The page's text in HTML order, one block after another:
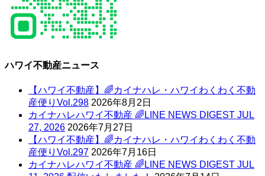
ハワイ不動産ニュース
【ハワイ不動産】🌈カイナハレ・ハワイわくわく不動
産便りVol.298 2026年8月2日
カイナハレハワイ不動産 🌈LINE NEWS DIGEST JUL
27, 2026 2026年7月27日
【ハワイ不動産】🌈カイナハレ・ハワイわくわく不動
産便りVol.297 2026年7月16日
カイナハレハワイ不動産 🌈LINE NEWS DIGEST JUL